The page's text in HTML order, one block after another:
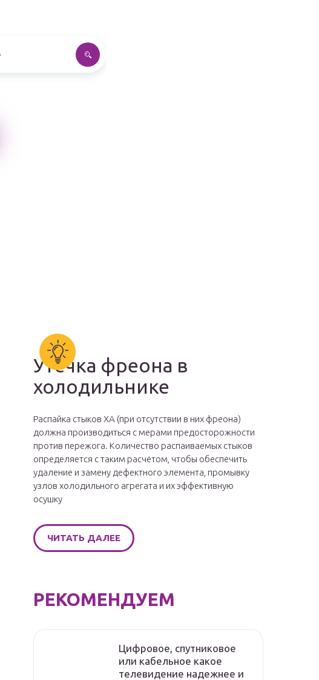
Утечка фреона в
холодильнике
Распайка стыков ХА (при отсутствии в них фреона)
должна производиться с мерами предосторожности
против пережога. Количество распаиваемых стыков
определяется с таким расчётом, чтобы обеспечить
удаление и замену дефектного элемента, промывку
узлов холодильного агрегата и их эффективную
осушку
ЧИТАТЬ ДАЛЕЕ
РЕКОМЕНДУЕМ
Цифровое, спутниковое
или кабельное какое
телевидение надежнее и